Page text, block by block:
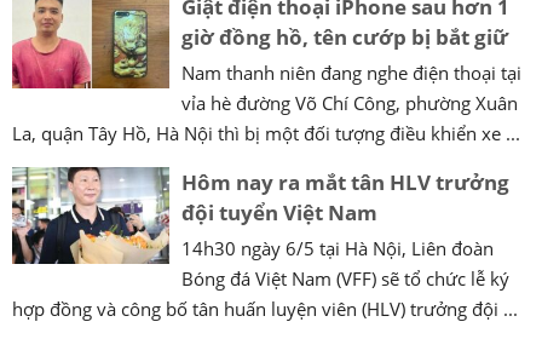
Giật điện thoại iPhone sau hơn 1
giờ đồng hồ, tên cướp bị bắt giữ
Nam thanh niên đang nghe điện thoại tại
vỉa hè đường Võ Chí Công, phường Xuân
La, quận Tây Hồ, Hà Nội thì bị một đối tượng điều khiển xe ...
Hôm nay ra mắt tân HLV trưởng
đội tuyển Việt Nam
14h30 ngày 6/5 tại Hà Nội, Liên đoàn
Bóng đá Việt Nam (VFF) sẽ tổ chức lễ ký
hợp đồng và công bố tân huấn luyện viên (HLV) trưởng đội ...